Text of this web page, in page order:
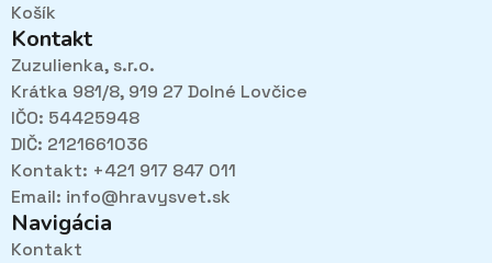
Košík
Kontakt
Zuzulienka, s.r.o.
Krátka 981/8, 919 27 Dolné Lovčice
IČO: 54425948
DIČ: 2121661036
Kontakt: +421 917 847 011
Email: info@hravysvet.sk
Navigácia
Kontakt